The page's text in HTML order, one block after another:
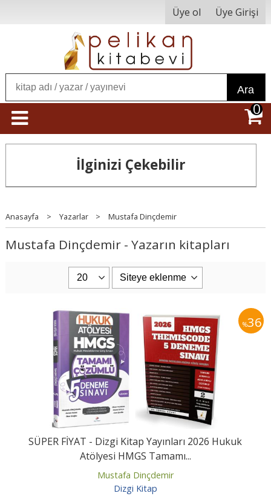
Üye ol Üye Girişi
Ara
0
İlginizi Çekebilir
Anasayfa > Yazarlar > Mustafa Dinçdemir
Mustafa Dinçdemir - Yazarın kitapları
%36
SÜPER FİYAT - Dizgi Kitap Yayınları 2026 Hukuk
Atölyesi HMGS Tamamı...
Mustafa Dinçdemir
Dizgi Kitap